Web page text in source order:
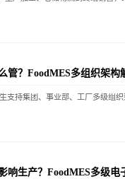
管？FoodMES多组织架构
响生产？FoodMES多级电